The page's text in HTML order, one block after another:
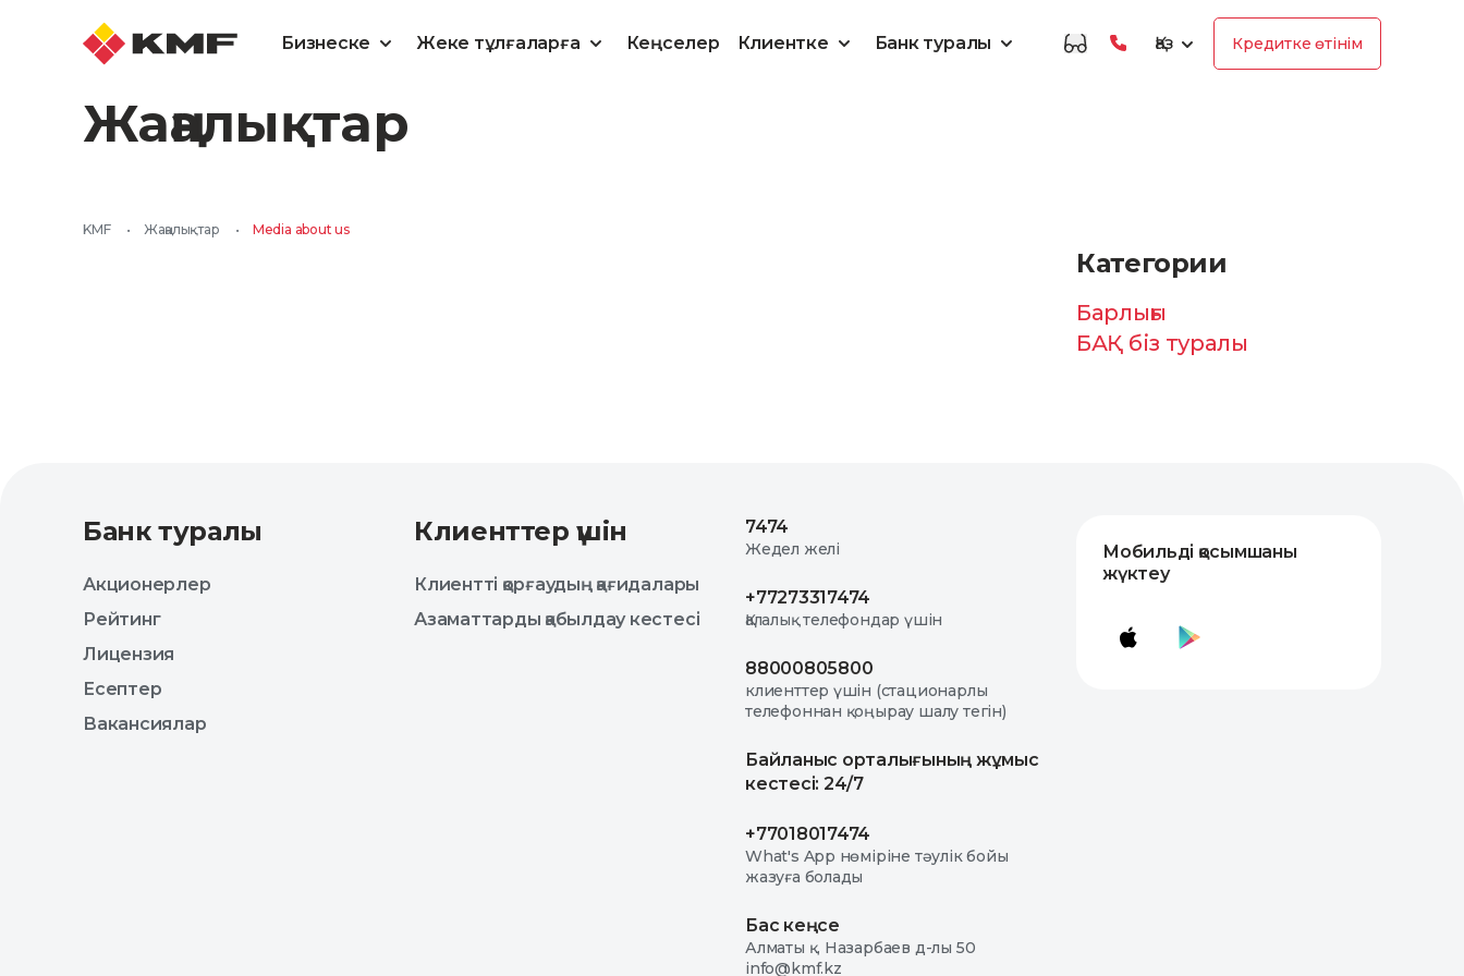
Бизнеске Жеке тұлғаларға Кеңселер Клиентке Банк туралы Қаз Кредитке өтінім
Жаңалықтар
KMF • Жаңалықтар • Media about us
Категории
Барлығы
БАҚ біз туралы
Банк туралы
Акционерлер
Рейтинг
Лицензия
Есептер
Вакансиялар
Клиенттер үшін
Клиентті қорғаудың қағидалары
Азаматтарды қабылдау кестесі
7474
Жедел желі
+77273317474
Қалалық телефондар үшін
88000805800
клиенттер үшін (стационарлы
телефоннан қоңырау шалу тегін)
Байланыс орталығының жұмыс
кестесі: 24/7
+77018017474
What's App нөміріне тәулік бойы
жазуға болады
Бас кеңсе
Алматы қ. Назарбаев д-лы 50
info@kmf.kz
Мобильді қосымшаны
жүктеу